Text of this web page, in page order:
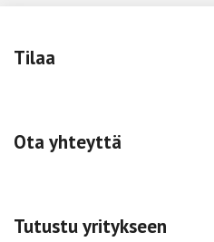
Tilaa
Ota yhteyttä
Tutustu yritykseen